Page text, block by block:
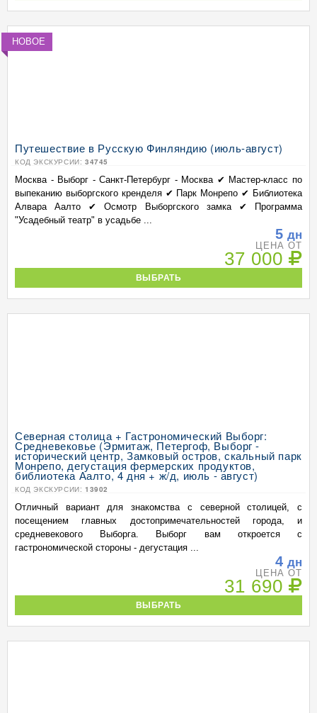
НОВОЕ
Путешествие в Русскую Финляндию (июль-август)
КОД ЭКСКУРСИИ: 34745
Москва - Выборг - Санкт-Петербург - Москва ✔ Мастер-класс по
выпеканию выборгского кренделя ✔ Парк Монрепо ✔ Библиотека
Алвара Аалто ✔ Осмотр Выборгского замка ✔ Программа
"Усадебный театр" в усадьбе ...
5 дн
ЦЕНА ОТ
37 000
ВЫБРАТЬ
Северная столица + Гастрономический Выборг:
Средневековье (Эрмитаж, Петергоф, Выборг -
исторический центр, Замковый остров, скальный парк
Монрепо, дегустация фермерских продуктов,
библиотека Аалто, 4 дня + ж/д, июль - август)
КОД ЭКСКУРСИИ: 13902
Отличный вариант для знакомства с северной столицей, с
посещением главных достопримечательностей города, и
средневекового Выборга. Выборг вам откроется с
гастрономической стороны - дегустация ...
4 дн
ЦЕНА ОТ
31 690
ВЫБРАТЬ